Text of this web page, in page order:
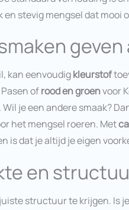
en stevig mengsel dat
kan eenvoudigkleurstof
ofrood en groenvoor
je een andere smaak?
het mengsel roeren. Met
is dat je altijd je eigen
en
structuur te krijgen. Is